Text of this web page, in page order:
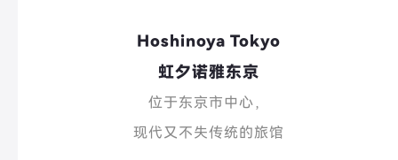
Hoshinoya Tokyo
虹夕诺雅东京
位于东京市中心，
现代又不失传统的旅馆